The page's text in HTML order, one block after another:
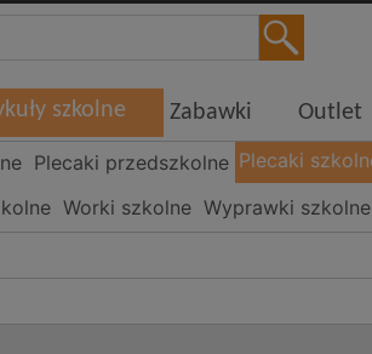
szkolne Zabawki Outlet
Plecaki przedszkolne Plecaki
Worki szkolne Wyprawki szkolne